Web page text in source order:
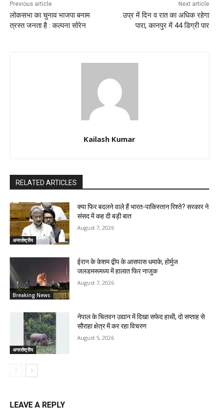
Previous article
लोकसभा का चुनाव भाजपा बनाम
त्रस्त जनता है : कल्पना सोरेन
Next article
उप्र में दिन व रात का अधिक रहेगा
पारा, कानपुर में 44 डिग्री पार
Kailash Kumar
RELATED ARTICLES
अन्तर्राष्ट्रीय
क्या फिर बदलने वाले हैं भारत-पाकिस्तान रिश्ते? सरकार ने
संसद में कह दी बड़ी बात
August 7, 2026
Breaking News
ईरान के केशम द्वीप के आसपास धमाके, होर्मुज
जलडमरूमध्य में हालात फिर नाजुक
August 7, 2026
अन्तर्राष्ट्रीय
नेपाल के चितवन उद्यान में दिखा सफेद हाथी, दो सप्ताह से
सौराहा क्षेत्र में कर रहा विचरण
August 5, 2026
LEAVE A REPLY